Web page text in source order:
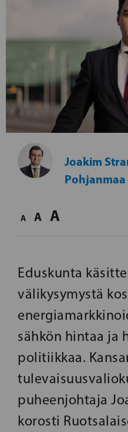
Joakim
Pohjanmaa
A A A
Eduskunta
välikysymystä
sähkön hintaa ja
politiikkaa.
puheenjohtaja
korosti